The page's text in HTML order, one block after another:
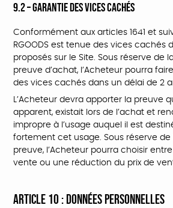
9.2 – Garantie des vices cachés
Conformément aux articles 1641 et
RGOODS est tenue des vices cachés
proposés sur le Site. Sous réserve de
preuve d’achat, l’Acheteur pourra
des vices cachés dans un délai de 2
L’Acheteur devra apporter la preuve
apparent, existait lors de l’achat et
impropre à l’usage auquel il est
fortement cet usage. Sous réserve de
preuve, l’Acheteur pourra choisir
vente ou une réduction du prix de
ARTICLE 10 : DONNÉES PERSONNELLES